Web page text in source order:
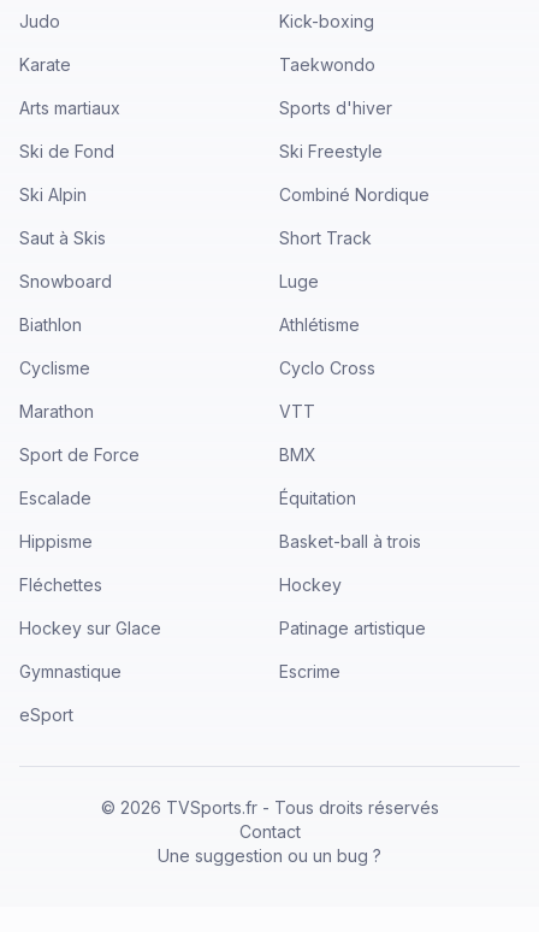
Judo Kick-boxing
Karate Taekwondo
Arts martiaux Sports d'hiver
Ski de Fond Ski Freestyle
Ski Alpin Combiné Nordique
Saut à Skis Short Track
Snowboard Luge
Biathlon Athlétisme
Cyclisme Cyclo Cross
Marathon VTT
Sport de Force BMX
Escalade Équitation
Hippisme Basket-ball à trois
Fléchettes Hockey
Hockey sur Glace Patinage artistique
Gymnastique Escrime
eSport
© 2026 TVSports.fr - Tous droits réservés
Contact
Une suggestion ou un bug ?